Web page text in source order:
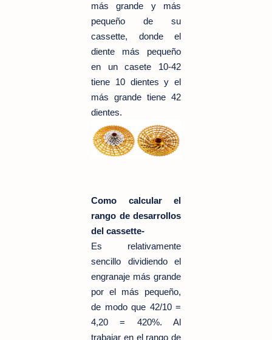
más grande y más
pequeño de su
cassette, donde el
diente más pequeño
en un casete 10-42
tiene 10 dientes y el
más grande tiene 42
dientes.
Como calcular el
rango de desarrollos
del cassette-
Es relativamente
sencillo dividiendo el
engranaje más grande
por el más pequeño,
de modo que 42/10 =
4,20 = 420%. Al
trabajar en el rango de